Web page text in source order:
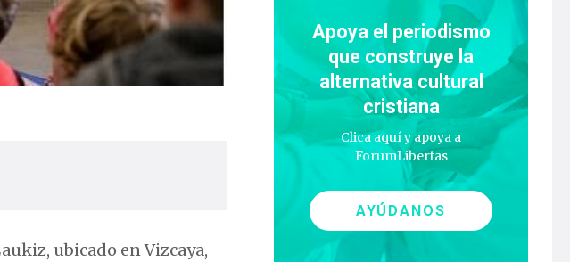
ubicado en Vizcaya,
Apoya el periodismo
que construye la
alternativa cultural
cristiana
Clica aquí y apoya a
ForumLibertas
AYÚDANOS